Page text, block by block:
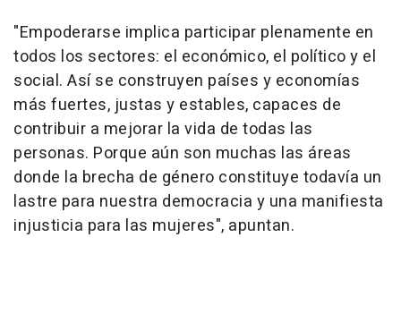
"Empoderarse implica participar plenamente en
todos los sectores: el económico, el político y el
social. Así se construyen países y economías
más fuertes, justas y estables, capaces de
contribuir a mejorar la vida de todas las
personas. Porque aún son muchas las áreas
donde la brecha de género constituye todavía un
lastre para nuestra democracia y una manifiesta
injusticia para las mujeres", apuntan.